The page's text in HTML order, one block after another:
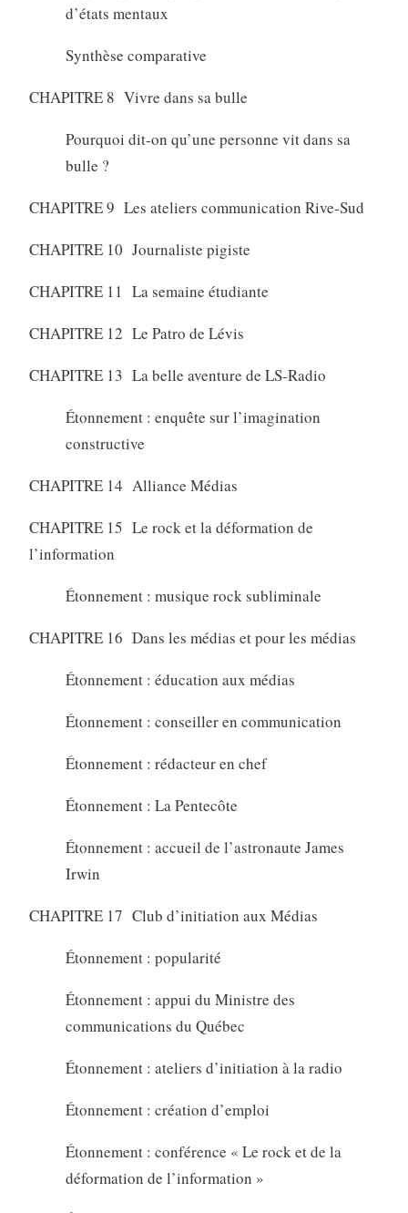
d’états mentaux
Synthèse comparative
CHAPITRE 8 Vivre dans sa bulle
Pourquoi dit-on qu’une personne vit dans sa
bulle ?
CHAPITRE 9 Les ateliers communication Rive-Sud
CHAPITRE 10 Journaliste pigiste
CHAPITRE 11 La semaine étudiante
CHAPITRE 12 Le Patro de Lévis
CHAPITRE 13 La belle aventure de LS-Radio
Étonnement : enquête sur l’imagination
constructive
CHAPITRE 14 Alliance Médias
CHAPITRE 15 Le rock et la déformation de
l’information
Étonnement : musique rock subliminale
CHAPITRE 16 Dans les médias et pour les médias
Étonnement : éducation aux médias
Étonnement : conseiller en communication
Étonnement : rédacteur en chef
Étonnement : La Pentecôte
Étonnement : accueil de l’astronaute James
Irwin
CHAPITRE 17 Club d’initiation aux Médias
Étonnement : popularité
Étonnement : appui du Ministre des
communications du Québec
Étonnement : ateliers d’initiation à la radio
Étonnement : création d’emploi
Étonnement : conférence « Le rock et de la
déformation de l’information »